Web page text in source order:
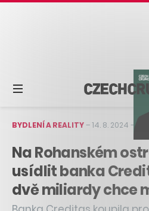
BYDLENÍ A REALITY–14. 8. 2024 – 1
Na Rohanském
usídlit banka
dvě miliardy chce